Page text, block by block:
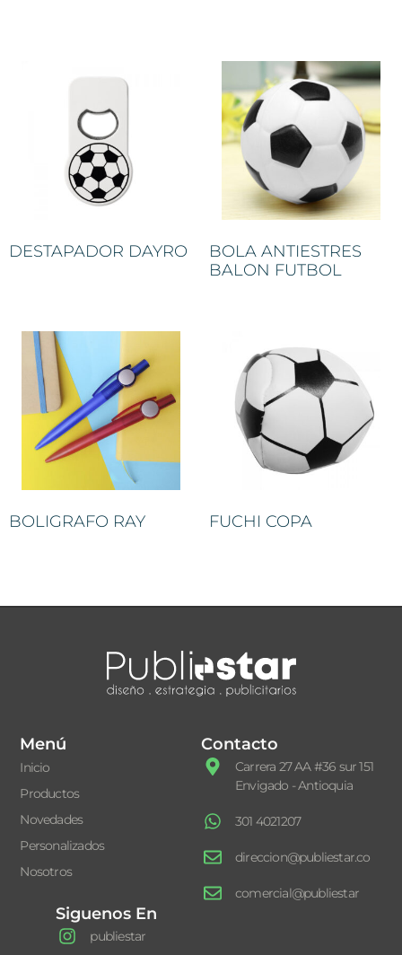
DESTAPADOR DAYRO
BOLA ANTIESTRES
BALON FUTBOL
BOLIGRAFO RAY FUCHI COPA
Menú
Inicio
Productos
Novedades
Personalizados
Nosotros
Contacto
Carrera 27 AA #36 sur 151
Envigado - Antioquia
301 4021207
direccion@publiestar.co
comercial@publiestar
Siguenos En
publiestar